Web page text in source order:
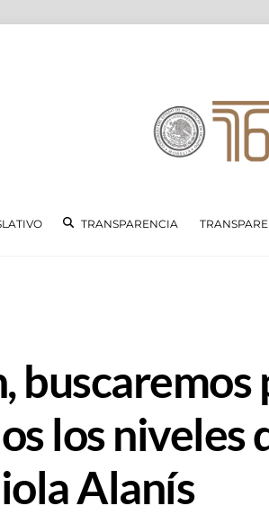
TRANSPARENCIA
buscaremos
los niveles
Alanís